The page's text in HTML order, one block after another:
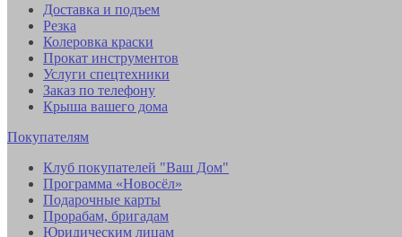
Доставка и подъем
Резка
Колеровка краски
Прокат инструментов
Услуги спецтехники
Заказ по телефону
Крыша вашего дома
Покупателям
Клуб покупателей "Ваш Дом"
Программа «Новосёл»
Подарочные карты
Прорабам, бригадам
Юридическим лицам